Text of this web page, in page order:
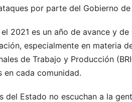
por parte del Gobierno
2021 es un año de avance y
especialmente en materia
de Trabajo y Producción
en cada comunidad.
del Estado no escuchan a la